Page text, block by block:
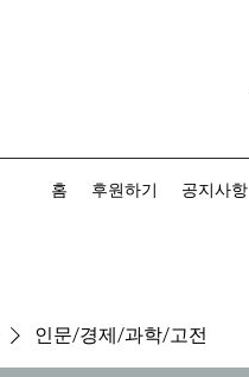
홈 후원하기 공지사항
인문/경제/과학/고전